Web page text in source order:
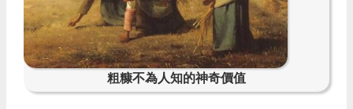
粗糠不為人知的神奇價值